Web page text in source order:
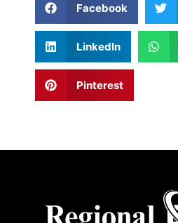
Facebook
LinkedIn
Pinterest